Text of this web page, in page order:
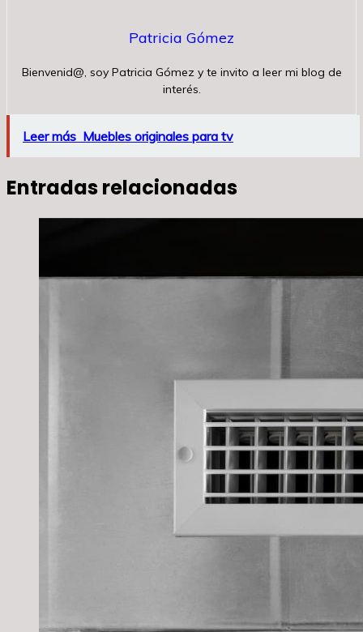
Patricia Gómez
Bienvenid@, soy Patricia Gómez y te invito a leer mi blog de
interés.
Leer más Muebles originales para tv
Entradas relacionadas